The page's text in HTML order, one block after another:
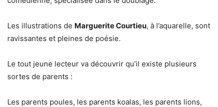
Les illustrations de Marguerite Courtieu, à l’aquarelle, sont
ravissantes et pleines de poésie.
Le tout jeune lecteur va découvrir qu’il existe plusieurs
sortes de parents :
Les parents poules, les parents koalas, les parents lions,